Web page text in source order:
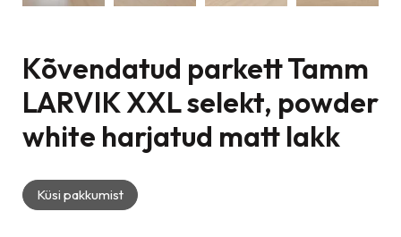
Kõvendatud parkett Tamm
LARVIK XXL selekt, powder
white harjatud matt lakk
Küsi pakkumist